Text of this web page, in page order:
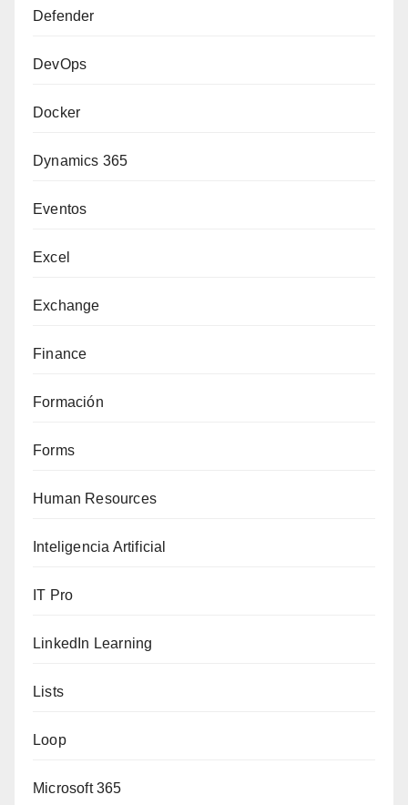
Defender
DevOps
Docker
Dynamics 365
Eventos
Excel
Exchange
Finance
Formación
Forms
Human Resources
Inteligencia Artificial
IT Pro
LinkedIn Learning
Lists
Loop
Microsoft 365